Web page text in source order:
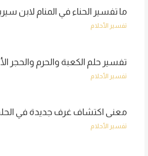
ما تفسير الحناء في المنام لابن
تفسير الأحلام
تفسير حلم الكعبة والحرم والحجر
تفسير الأحلام
معنى اكتشاف غرف جديدة في
تفسير الأحلام